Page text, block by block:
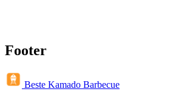
Footer
Beste Kamado Barbecue